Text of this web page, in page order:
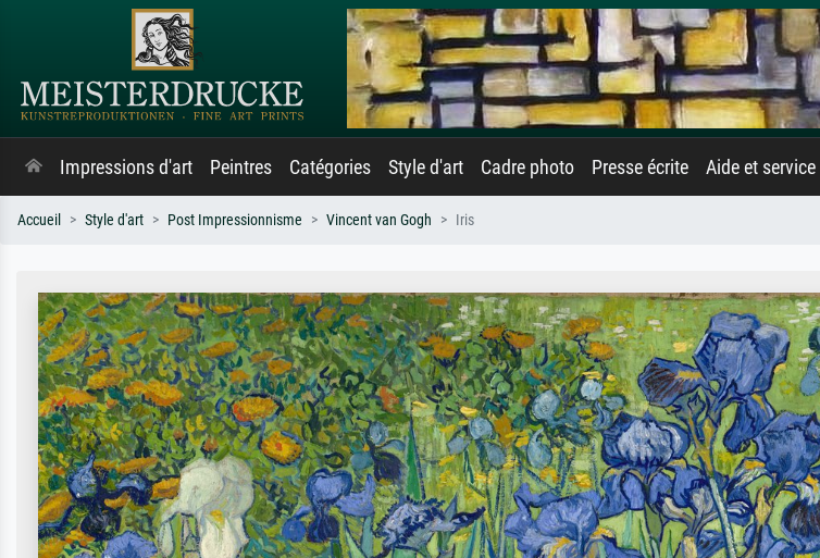
Impressions d'art Peintres Catégories Style d'art Cadre photo Presse écrite Aide et service
Accueil Style d'art Post Impressionnisme Vincent van Gogh Iris